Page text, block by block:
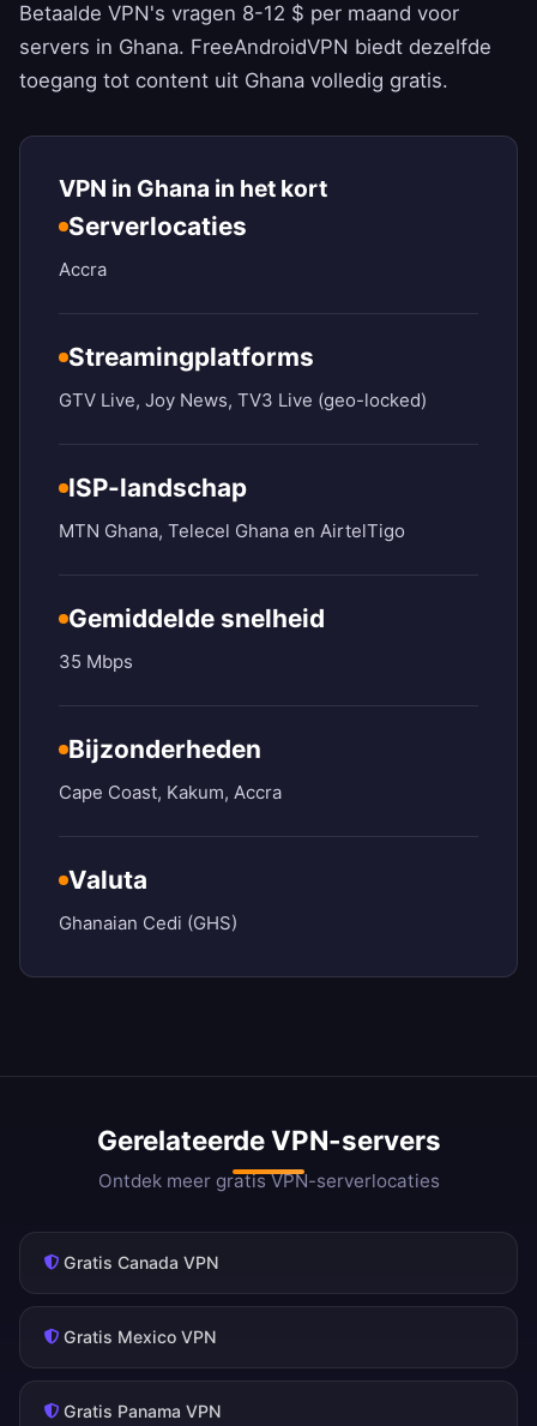
Betaalde VPN's vragen 8-12 $ per maand voor
servers in Ghana. FreeAndroidVPN biedt dezelfde
toegang tot content uit Ghana volledig gratis.
VPN in Ghana in het kort
Serverlocaties
Accra
Streamingplatforms
GTV Live, Joy News, TV3 Live (geo-locked)
ISP-landschap
MTN Ghana, Telecel Ghana en AirtelTigo
Gemiddelde snelheid
35 Mbps
Bijzonderheden
Cape Coast, Kakum, Accra
Valuta
Ghanaian Cedi (GHS)
Gerelateerde VPN-servers
Ontdek meer gratis VPN-serverlocaties
Gratis Canada VPN
Gratis Mexico VPN
Gratis Panama VPN